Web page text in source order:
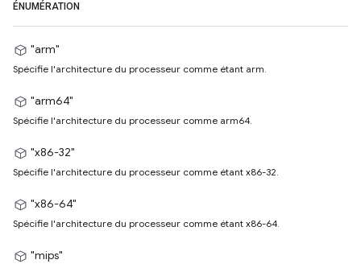
ÉNUMÉRATION
"arm"
Spécifie l'architecture du processeur comme étant arm.
"arm64"
Spécifie l'architecture du processeur comme arm64.
"x86-32"
Spécifie l'architecture du processeur comme étant x86-32.
"x86-64"
Spécifie l'architecture du processeur comme étant x86-64.
"mips"